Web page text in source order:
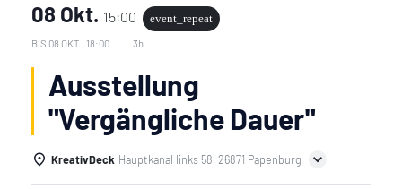
08 Okt. 15:00 event_repeat
BIS 08 OKT., 18:00 3h
Ausstellung
"Vergängliche Dauer"
KreativDeck Hauptkanal links 58, 26871 Papenburg